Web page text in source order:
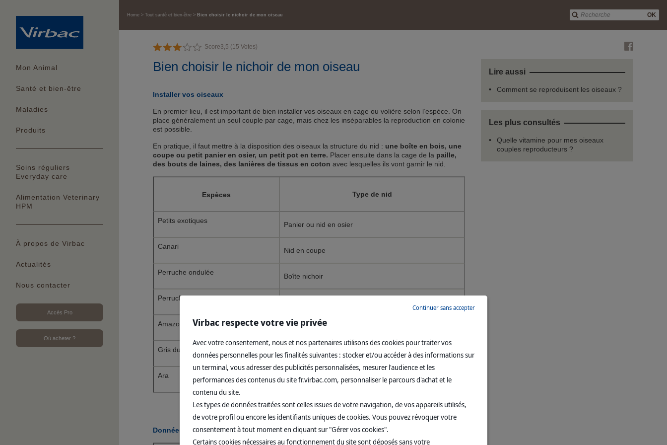
Mon Animal
Santé et bien-être
Maladies
Produits
Soins réguliers
Everyday care
Alimentation Veterinary
HPM
À propos de Virbac
Actualités
Nous contacter
Accès Pro
Où acheter ?
OK
Home Tout santé et bien-être Bien choisir le nichoir de mon oiseau
Score3,5 (15 Votes)
Bien choisir le nichoir de mon oiseau
Installer vos oiseaux
En premier lieu, il est important de bien installer vos oiseaux en cage ou volière selon l’espèce. On
place généralement un seul couple par cage, mais chez les inséparables la reproduction en colonie
est possible.
En pratique, il faut mettre à la disposition des oiseaux la structure du nid : une boîte en bois, une
coupe ou petit panier en osier, un petit pot en terre. Placer ensuite dans la cage de la paille,
des bouts de laines, des lanières de tissus en coton avec lesquelles ils vont garnir le nid.
Espèces Type de nid
Petits exotiques Panier ou nid en osier
Canari Nid en coupe
Perruche ondulée Boîte nichoir
Perruche calopsitte
Amazone Boîte nichoir
Gris du Gabon Tronc d’arbre ou boîte nichoir
Ara Boîte nichoir (robuste)
Données physiologiques
Lire aussi
Comment se reproduisent les oiseaux ?
Les plus consultés
Quelle vitamine pour mes oiseaux
couples reproducteurs ?
Virbac respecte votre vie privée
Avec votre consentement, nous et nos partenaires utilisons des cookies pour traiter vos
données personnelles pour les finalités suivantes : stocker et/ou accéder à des informations sur
un terminal, vous adresser des publicités personnalisées, mesurer l'audience et les
performances des contenus du site fr.virbac.com, personnaliser le parcours d'achat et le
contenu du site.
Les types de données traitées sont celles issues de votre navigation, de vos appareils utilisés,
de votre profil ou encore les identifiants uniques de cookies. Vous pouvez révoquer votre
consentement à tout moment en cliquant sur "Gérer vos cookies".
Certains cookies nécessaires au fonctionnement du site sont déposés sans votre
Continuer sans accepter